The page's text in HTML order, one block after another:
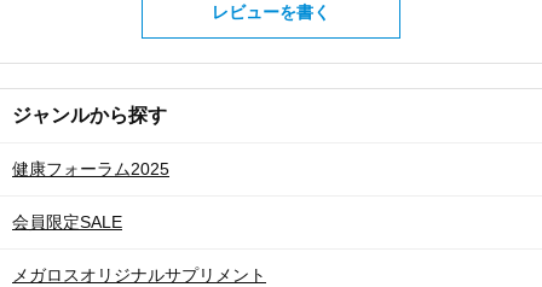
レビューを書く
ジャンルから探す
健康フォーラム2025
会員限定SALE
メガロスオリジナルサプリメント